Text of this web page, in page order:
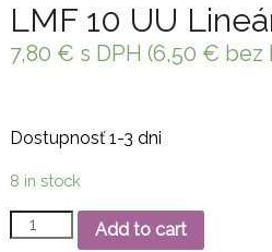
LMF 10 UU
7,80 € s DPH (6,50 € bez
Dostupnosť 1-3 dni
8 in stock
LMF
10
Add to cart